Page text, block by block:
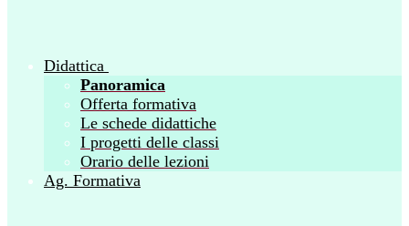
Didattica
Panoramica
Offerta formativa
Le schede didattiche
I progetti delle classi
Orario delle lezioni
Ag. Formativa